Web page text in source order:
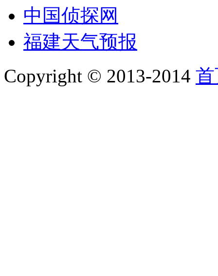
中国侦探网
福建天气预报
Copyright © 2013-2014